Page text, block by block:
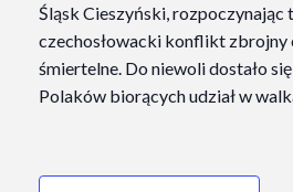
Śląsk Cieszyński,
czechosłowacki konflikt zbrojny
śmiertelne. Do niewoli dostało
Polaków biorących udział w